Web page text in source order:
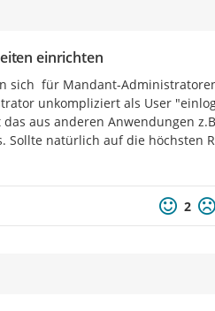
einrichten
sich  für Mandant-
unkompliziert als User
aus anderen Anwendungen
Sollte natürlich auf die höchsten
2